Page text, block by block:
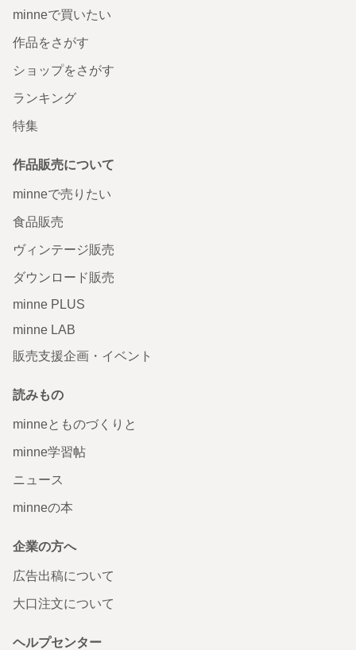
minneで買いたい
作品をさがす
ショップをさがす
ランキング
特集
作品販売について
minneで売りたい
食品販売
ヴィンテージ販売
ダウンロード販売
minne PLUS
minne LAB
販売支援企画・イベント
読みもの
minneとものづくりと
minne学習帖
ニュース
minneの本
企業の方へ
広告出稿について
大口注文について
ヘルプセンター